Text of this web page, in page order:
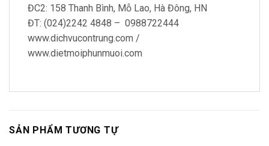
ĐC2: 158 Thanh Bình, Mỗ Lao, Hà Đông, HN
ĐT: (024)2242 4848 – 0988722444
www.dichvucontrung.com /
www.dietmoiphunmuoi.com
SẢN PHẨM TƯƠNG TỰ